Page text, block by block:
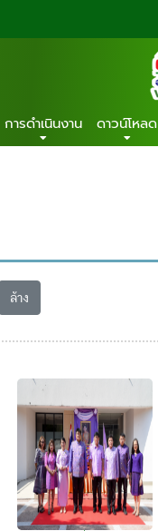
การดำเนินงาน ดาวน์โหลด
ล้าง